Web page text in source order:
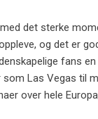
det sterke
og det er
fans
som Las Vegas til
over hele